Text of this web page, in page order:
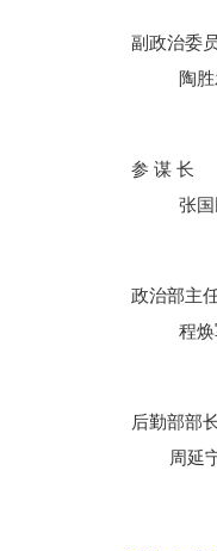
副政治委
陶胜
参 谋 长
张国
政治部主
程焕
后勤部部
周延